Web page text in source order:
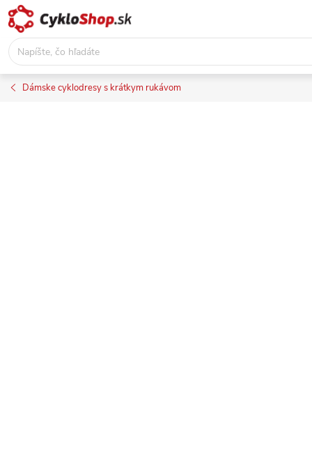
Prejsť
na
obsah
Dámske cyklodresy s krátkym rukávom